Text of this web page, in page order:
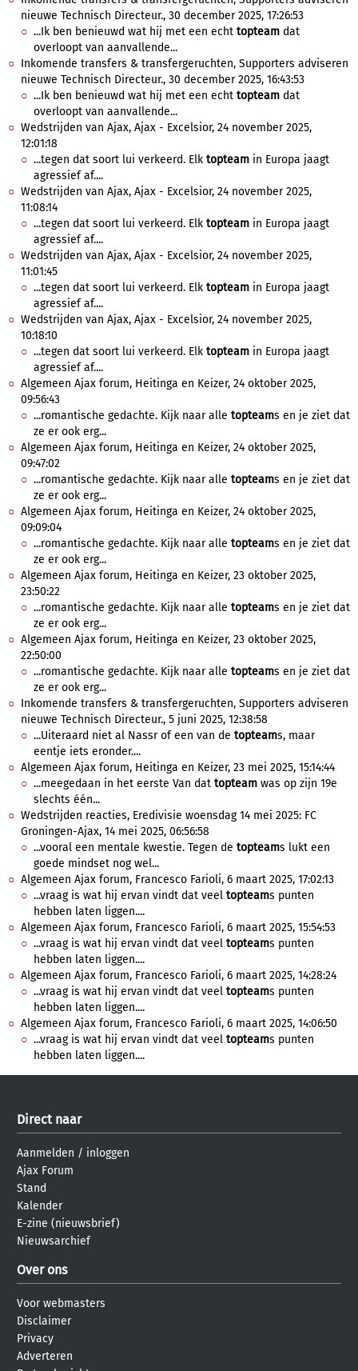
nieuwe Technisch Directeur., 30 december 2025, 17:26:53
...Ik ben benieuwd wat hij met een echt topteam dat
overloopt van aanvallende...
Inkomende transfers & transfergeruchten, Supporters adviseren
nieuwe Technisch Directeur., 30 december 2025, 16:43:53
...Ik ben benieuwd wat hij met een echt topteam dat
overloopt van aanvallende...
Wedstrijden van Ajax, Ajax - Excelsior, 24 november 2025,
12:01:18
...tegen dat soort lui verkeerd. Elk topteam in Europa jaagt
agressief af....
Wedstrijden van Ajax, Ajax - Excelsior, 24 november 2025,
11:08:14
...tegen dat soort lui verkeerd. Elk topteam in Europa jaagt
agressief af....
Wedstrijden van Ajax, Ajax - Excelsior, 24 november 2025,
11:01:45
...tegen dat soort lui verkeerd. Elk topteam in Europa jaagt
agressief af....
Wedstrijden van Ajax, Ajax - Excelsior, 24 november 2025,
10:18:10
...tegen dat soort lui verkeerd. Elk topteam in Europa jaagt
agressief af....
Algemeen Ajax forum, Heitinga en Keizer, 24 oktober 2025,
09:56:43
...romantische gedachte. Kijk naar alle topteams en je ziet dat
ze er ook erg...
Algemeen Ajax forum, Heitinga en Keizer, 24 oktober 2025,
09:47:02
...romantische gedachte. Kijk naar alle topteams en je ziet dat
ze er ook erg...
Algemeen Ajax forum, Heitinga en Keizer, 24 oktober 2025,
09:09:04
...romantische gedachte. Kijk naar alle topteams en je ziet dat
ze er ook erg...
Algemeen Ajax forum, Heitinga en Keizer, 23 oktober 2025,
23:50:22
...romantische gedachte. Kijk naar alle topteams en je ziet dat
ze er ook erg...
Algemeen Ajax forum, Heitinga en Keizer, 23 oktober 2025,
22:50:00
...romantische gedachte. Kijk naar alle topteams en je ziet dat
ze er ook erg...
Inkomende transfers & transfergeruchten, Supporters adviseren
nieuwe Technisch Directeur., 5 juni 2025, 12:38:58
...Uiteraard niet al Nassr of een van de topteams, maar
eentje iets eronder....
Algemeen Ajax forum, Heitinga en Keizer, 23 mei 2025, 15:14:44
...meegedaan in het eerste Van dat topteam was op zijn 19e
slechts één...
Wedstrijden reacties, Eredivisie woensdag 14 mei 2025: FC
Groningen-Ajax, 14 mei 2025, 06:56:58
...vooral een mentale kwestie. Tegen de topteams lukt een
goede mindset nog wel...
Algemeen Ajax forum, Francesco Farioli, 6 maart 2025, 17:02:13
...vraag is wat hij ervan vindt dat veel topteams punten
hebben laten liggen....
Algemeen Ajax forum, Francesco Farioli, 6 maart 2025, 15:54:53
...vraag is wat hij ervan vindt dat veel topteams punten
hebben laten liggen....
Algemeen Ajax forum, Francesco Farioli, 6 maart 2025, 14:28:24
...vraag is wat hij ervan vindt dat veel topteams punten
hebben laten liggen....
Algemeen Ajax forum, Francesco Farioli, 6 maart 2025, 14:06:50
...vraag is wat hij ervan vindt dat veel topteams punten
hebben laten liggen....
Direct naar
Aanmelden / inloggen
Ajax Forum
Stand
Kalender
E-zine (nieuwsbrief)
Nieuwsarchief
Over ons
Voor webmasters
Disclaimer
Privacy
Adverteren